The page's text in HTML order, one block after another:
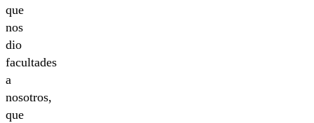
que
nos
dio
facultades
a
nosotros,
que